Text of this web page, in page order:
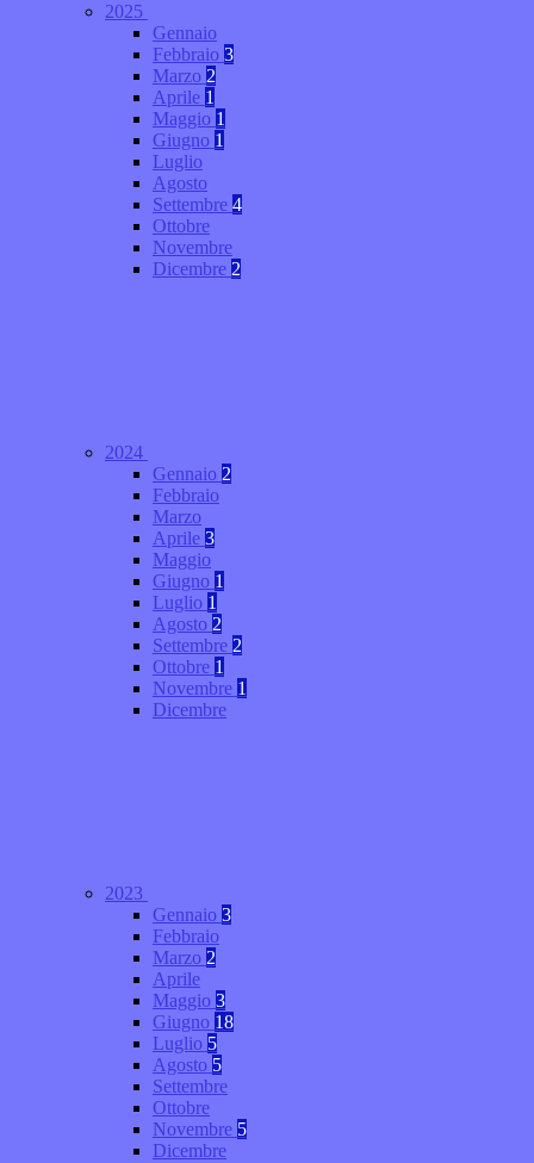
2025
Gennaio
Febbraio 3
Marzo 2
Aprile 1
Maggio 1
Giugno 1
Luglio
Agosto
Settembre 4
Ottobre
Novembre
Dicembre 2
2024
Gennaio 2
Febbraio
Marzo
Aprile 3
Maggio
Giugno 1
Luglio 1
Agosto 2
Settembre 2
Ottobre 1
Novembre 1
Dicembre
2023
Gennaio 3
Febbraio
Marzo 2
Aprile
Maggio 3
Giugno 18
Luglio 5
Agosto 5
Settembre
Ottobre
Novembre 5
Dicembre